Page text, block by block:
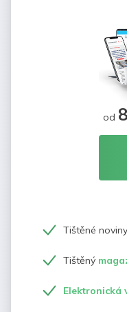
od
Tištěné
Tištěný
Elektronická